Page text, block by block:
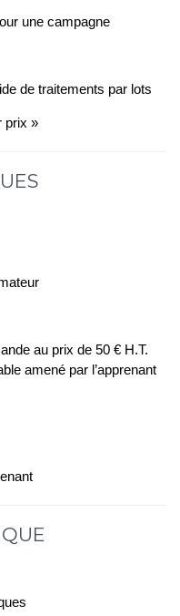
une campagne
de traitements par lots
prix »
au prix de 50 € H.T.
amené par l’apprenant